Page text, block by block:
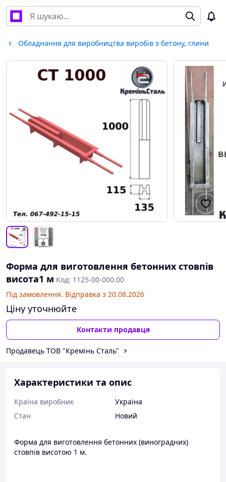
Обладнання для виробництва виробів з бетону, глини
Форма для виготовлення бетонних стовпів
висота1 м Код: 1125-00-000.00
Під замовлення. Відправка з 20.08.2026
Ціну уточнюйте
Контакти продавця
Продавець ТОВ "Кремінь Сталь"
Характеристики та опис
Країна виробник
Україна
Стан
Новий
Форма для виготовлення бетонних (виноградних)
стовпів висотою 1 м.